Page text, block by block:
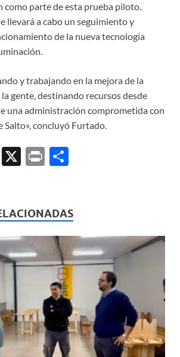
como parte de esta prueba piloto.
llevará a cabo un seguimiento y
de la nueva tecnología
y trabajando en la mejora de la
gente, destinando recursos desde
una administración comprometida con
Salto», concluyó Furtado.
E
X
P
p
ar
ti
r